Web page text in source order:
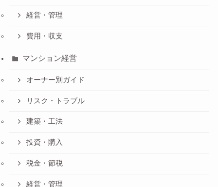
経営・管理
費用・収支
マンション経営
オーナー別ガイド
リスク・トラブル
建築・工法
投資・購入
税金・節税
経営・管理